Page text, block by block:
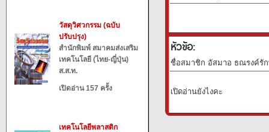
วัสดุวิศวกรรม (ฉบับ
ปรับปรุง)
สำนักพิมพ์ สมาคมส่งเสริม
เทคโนโลยี (ไทย-ญี่ปุ่น)
ส.ส.ท.
เปิดอ่าน 157 ครั้ง
เทคโนโลยีพลาสติก
หัวข้อ:
ชื่อสมาชิก อัสมาอ ธณรงค์รัก
เปิดอ่านยังไงคะ